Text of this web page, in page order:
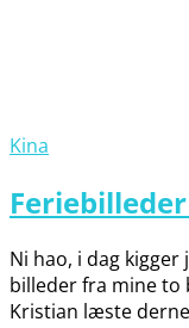
Kina
Ni hao, i dag
billeder fra mine to
Kristian læste